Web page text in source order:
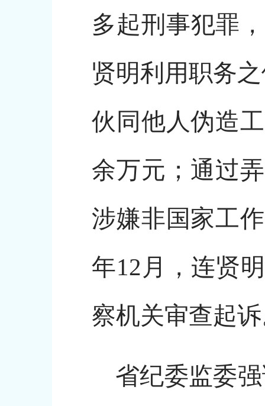
多起刑事犯罪
贤明利用职务
伙同他人伪造
余万元；通过
涉嫌非国家工
年12月，连贤
察机关审查起
省纪委监委